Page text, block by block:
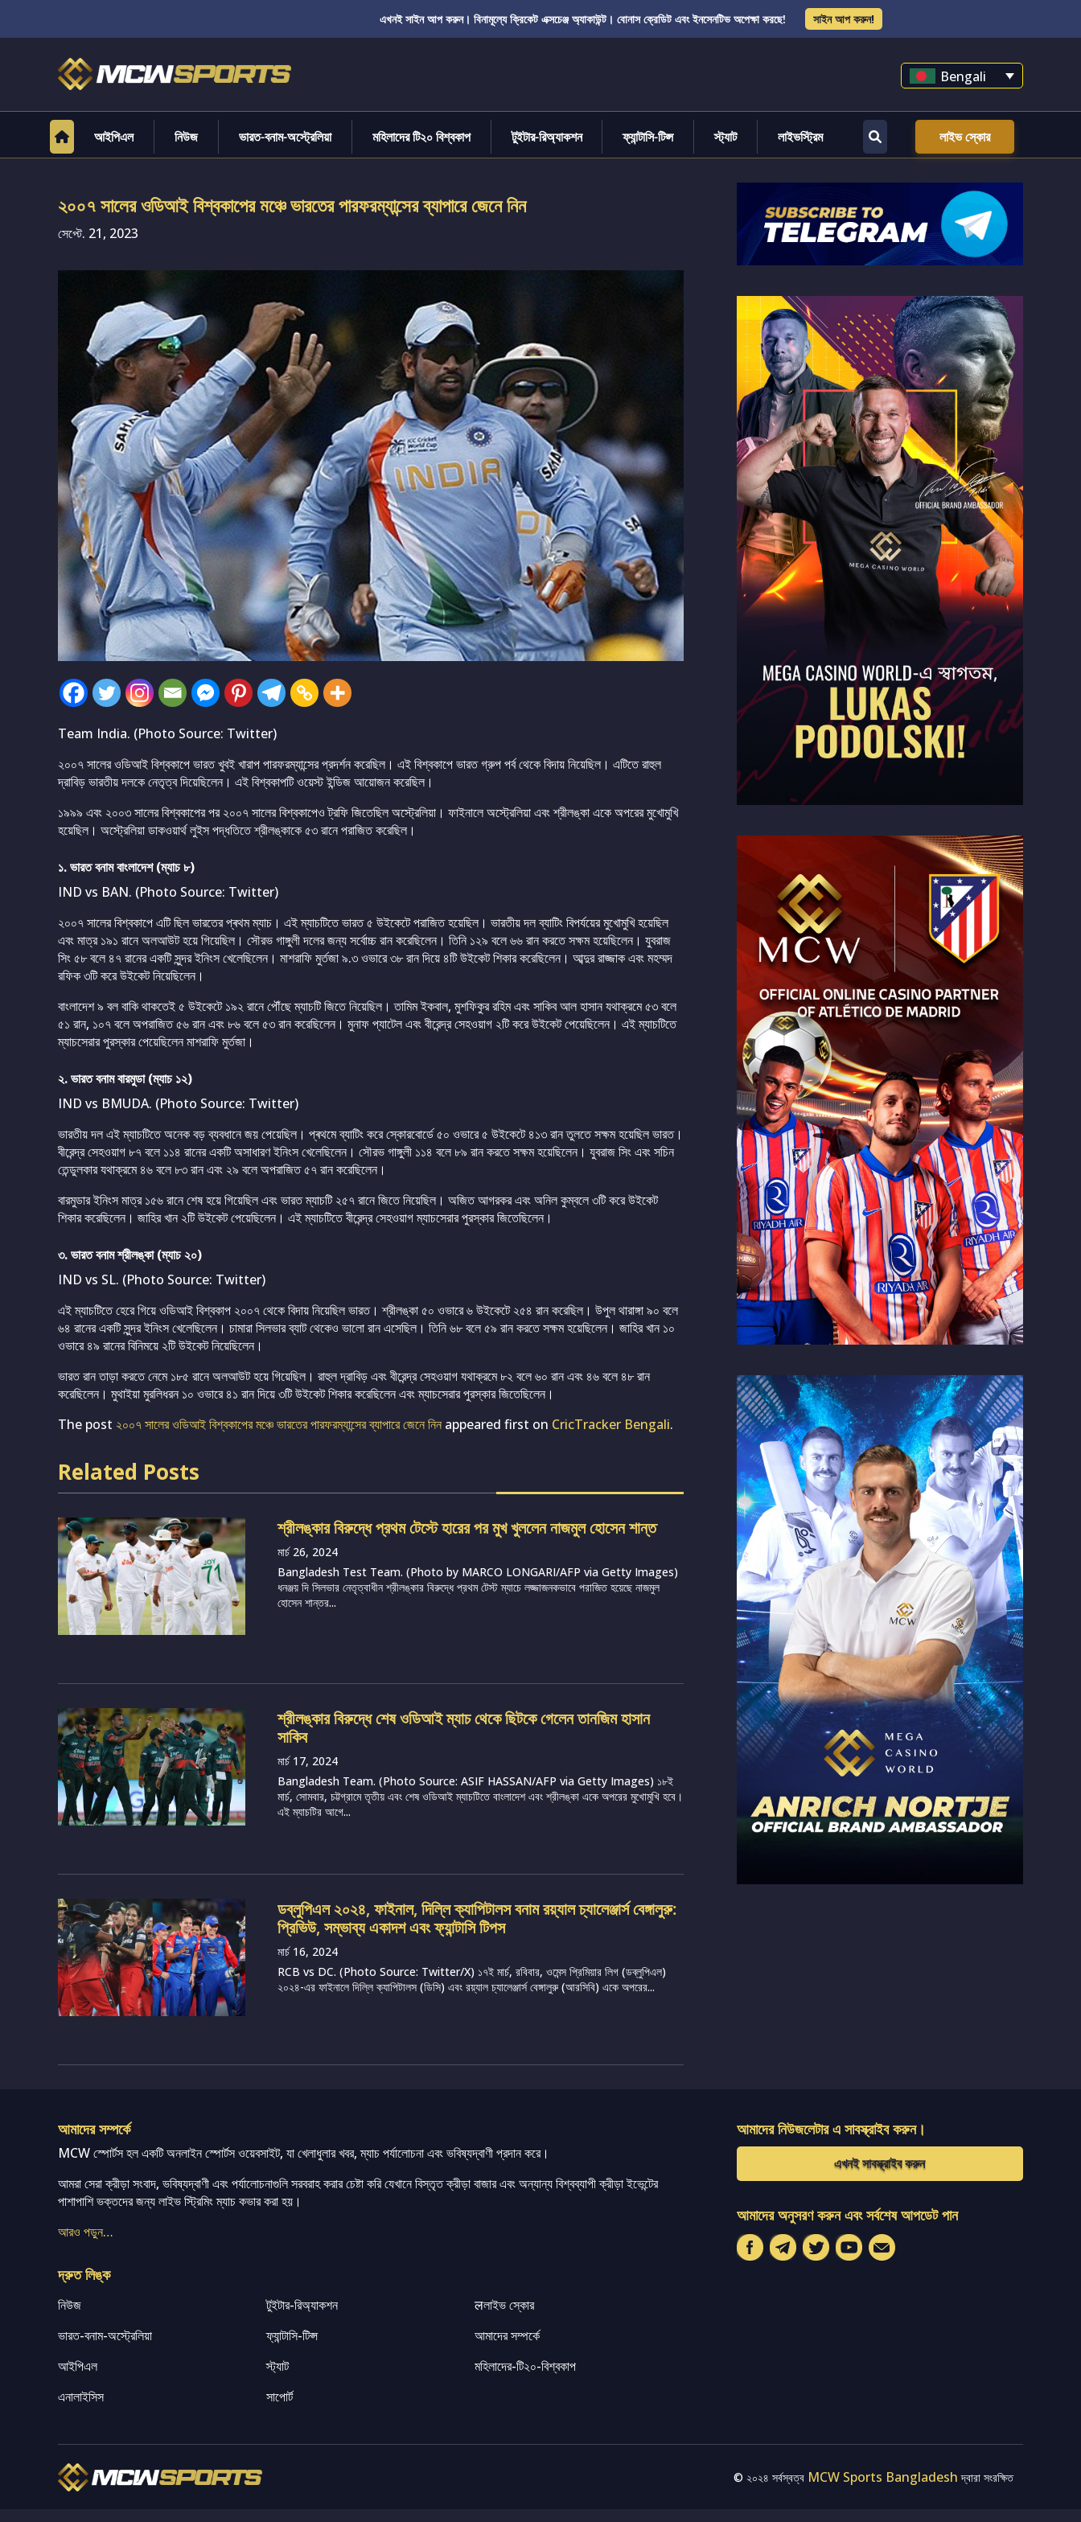
এখনই সাইন আপ করুন। বিনামূল্যে ক্রিকেট এক্সচেঞ্জ অ্যাকাউন্ট। বোনাস ক্রেডিট এবং ইনসেনটিভ অপেক্ষা করছে! সাইন আপ করুন!
Bengali
আইপিএল নিউজ ভারত-বনাম-অস্ট্রেলিয়া মহিলাদের টি২০ বিশ্বকাপ টুইটার-রিঅ্যাকশন ফ্যান্টাসি-টিপ্স স্ট্যাট লাইভস্ট্রিম লাইভ স্কোর
২০০৭ সালের ওডিআই বিশ্বকাপের মঞ্চে ভারতের পারফরম্যান্সের ব্যাপারে জেনে নিন
সেপ্টে. 21, 2023
Team India. (Photo Source: Twitter)
২০০৭ সালের ওডিআই বিশ্বকাপে ভারত খুবই খারাপ পারফরম্যান্সের প্রদর্শন করেছিল। এই বিশ্বকাপে ভারত গ্রুপ পর্ব থেকে বিদায় নিয়েছিল। এটিতে রাহুল
দ্রাবিড় ভারতীয় দলকে নেতৃত্ব দিয়েছিলেন। এই বিশ্বকাপটি ওয়েস্ট ইন্ডিজ আয়োজন করেছিল।
১৯৯৯ এবং ২০০৩ সালের বিশ্বকাপের পর ২০০৭ সালের বিশ্বকাপেও ট্রফি জিতেছিল অস্ট্রেলিয়া। ফাইনালে অস্ট্রেলিয়া এবং শ্রীলঙ্কা একে অপরের মুখোমুখি
হয়েছিল। অস্ট্রেলিয়া ডাকওয়ার্থ লুইস পদ্ধতিতে শ্রীলঙ্কাকে ৫৩ রানে পরাজিত করেছিল।
১. ভারত বনাম বাংলাদেশ (ম্যাচ ৮)
IND vs BAN. (Photo Source: Twitter)
২০০৭ সালের বিশ্বকাপে এটি ছিল ভারতের প্ৰথম ম্যাচ। এই ম্যাচটিতে ভারত ৫ উইকেটে পরাজিত হয়েছিল। ভারতীয় দল ব্যাটিং বিপর্যয়ের মুখোমুখি হয়েছিল
এবং মাত্র ১৯১ রানে অলআউট হয়ে গিয়েছিল। সৌরভ গাঙ্গুলী দলের জন্য সর্বোচ্চ রান করেছিলেন। তিনি ১২৯ বলে ৬৬ রান করতে সক্ষম হয়েছিলেন। যুবরাজ
সিং ৫৮ বলে ৪৭ রানের একটি সুন্দর ইনিংস খেলেছিলেন। মাশরাফি মুর্তজা ৯.৩ ওভারে ৩৮ রান দিয়ে ৪টি উইকেট শিকার করেছিলেন। আব্দুর রাজ্জাক এবং মহম্মদ
রফিক ৩টি করে উইকেট নিয়েছিলেন।
বাংলাদেশ ৯ বল বাকি থাকতেই ৫ উইকেটে ১৯২ রানে পৌঁছে ম্যাচটি জিতে নিয়েছিল। তামিম ইকবাল, মুশফিকুর রহিম এবং সাকিব আল হাসান যথাক্রমে ৫৩ বলে
৫১ রান, ১০৭ বলে অপরাজিত ৫৬ রান এবং ৮৬ বলে ৫৩ রান করেছিলেন। মুনাফ প্যাটেল এবং বীরেন্দ্র সেহওয়াগ ২টি করে উইকেট পেয়েছিলেন। এই ম্যাচটিতে
ম্যাচসেরার পুরস্কার পেয়েছিলেন মাশরাফি মুর্তজা।
২. ভারত বনাম বারমুডা (ম্যাচ ১২)
IND vs BMUDA. (Photo Source: Twitter)
ভারতীয় দল এই ম্যাচটিতে অনেক বড় ব্যবধানে জয় পেয়েছিল। প্ৰথমে ব্যাটিং করে স্কোরবোর্ডে ৫০ ওভারে ৫ উইকেটে ৪১৩ রান তুলতে সক্ষম হয়েছিল ভারত।
বীরেন্দ্র সেহওয়াগ ৮৭ বলে ১১৪ রানের একটি অসাধারণ ইনিংস খেলেছিলেন। সৌরভ গাঙ্গুলী ১১৪ বলে ৮৯ রান করতে সক্ষম হয়েছিলেন। যুবরাজ সিং এবং সচিন
তেন্ডুলকার যথাক্রমে ৪৬ বলে ৮৩ রান এবং ২৯ বলে অপরাজিত ৫৭ রান করেছিলেন।
বারমুডার ইনিংস মাত্র ১৫৬ রানে শেষ হয়ে গিয়েছিল এবং ভারত ম্যাচটি ২৫৭ রানে জিতে নিয়েছিল। অজিত আগরকর এবং অনিল কুম্বলে ৩টি করে উইকেট
শিকার করেছিলেন। জাহির খান ২টি উইকেট পেয়েছিলেন। এই ম্যাচটিতে বীরেন্দ্র সেহওয়াগ ম্যাচসেরার পুরস্কার জিতেছিলেন।
৩. ভারত বনাম শ্রীলঙ্কা (ম্যাচ ২০)
IND vs SL. (Photo Source: Twitter)
এই ম্যাচটিতে হেরে গিয়ে ওডিআই বিশ্বকাপ ২০০৭ থেকে বিদায় নিয়েছিল ভারত। শ্রীলঙ্কা ৫০ ওভারে ৬ উইকেটে ২৫৪ রান করেছিল। উপুল থারাঙ্গা ৯০ বলে
৬৪ রানের একটি সুন্দর ইনিংস খেলেছিলেন। চামারা সিলভার ব্যাট থেকেও ভালো রান এসেছিল। তিনি ৬৮ বলে ৫৯ রান করতে সক্ষম হয়েছিলেন। জাহির খান ১০
ওভারে ৪৯ রানের বিনিময়ে ২টি উইকেট নিয়েছিলেন।
ভারত রান তাড়া করতে নেমে ১৮৫ রানে অলআউট হয়ে গিয়েছিল। রাহুল দ্রাবিড় এবং বীরেন্দ্র সেহওয়াগ যথাক্রমে ৮২ বলে ৬০ রান এবং ৪৬ বলে ৪৮ রান
করেছিলেন। মুথাইয়া মুরলিধরন ১০ ওভারে ৪১ রান দিয়ে ৩টি উইকেট শিকার করেছিলেন এবং ম্যাচসেরার পুরস্কার জিতেছিলেন।
The post ২০০৭ সালের ওডিআই বিশ্বকাপের মঞ্চে ভারতের পারফরম্যান্সের ব্যাপারে জেনে নিন appeared first on CricTracker Bengali.
Related Posts
শ্রীলঙ্কার বিরুদ্ধে প্রথম টেস্টে হারের পর মুখ খুললেন নাজমুল হোসেন শান্ত
মার্চ 26, 2024
Bangladesh Test Team. (Photo by MARCO LONGARI/AFP via Getty Images)
ধনঞ্জয় দি সিলভার নেতৃত্বাধীন শ্রীলঙ্কার বিরুদ্ধে প্রথম টেস্ট ম্যাচে লজ্জাজনকভাবে পরাজিত হয়েছে নাজমুল
হোসেন শান্তর...
শ্রীলঙ্কার বিরুদ্ধে শেষ ওডিআই ম্যাচ থেকে ছিটকে গেলেন তানজিম হাসান
সাকিব
মার্চ 17, 2024
Bangladesh Team. (Photo Source: ASIF HASSAN/AFP via Getty Images) ১৮ই
মার্চ, সোমবার, চট্টগ্রামে তৃতীয় এবং শেষ ওডিআই ম্যাচটিতে বাংলাদেশ এবং শ্রীলঙ্কা একে অপরের মুখোমুখি হবে।
এই ম্যাচটির আগে...
ডব্লুপিএল ২০২৪, ফাইনাল, দিল্লি ক্যাপিটালস বনাম রয়্যাল চ্যালেঞ্জার্স বেঙ্গালুরু:
প্রিভিউ, সম্ভাব্য একাদশ এবং ফ্যান্টাসি টিপস
মার্চ 16, 2024
RCB vs DC. (Photo Source: Twitter/X) ১৭ই মার্চ, রবিবার, ওমেন্স প্রিমিয়ার লিগ (ডব্লুপিএল)
২০২৪-এর ফাইনালে দিল্লি ক্যাপিটালস (ডিসি) এবং রয়্যাল চ্যালেঞ্জার্স বেঙ্গালুরু (আরসিবি) একে অপরের...
আমাদের সম্পর্কে
MCW স্পোর্টস হল একটি অনলাইন স্পোর্টস ওয়েবসাইট, যা খেলাধুলার খবর, ম্যাচ পর্যালোচনা এবং ভবিষ্যদ্বাণী প্রদান করে।
আমরা সেরা ক্রীড়া সংবাদ, ভবিষ্যদ্বাণী এবং পর্যালোচনাগুলি সরবরাহ করার চেষ্টা করি যেখানে বিস্তৃত ক্রীড়া বাজার এবং অন্যান্য বিশ্বব্যাপী ক্রীড়া ইভেন্টের
পাশাপাশি ভক্তদের জন্য লাইভ স্ট্রিমিং ম্যাচ কভার করা হয়।
আরও পড়ুন…
দ্রুত লিঙ্ক
নিউজ টুইটার-রিঅ্যাকশন
लলাইভ স্কোর
ভারত-বনাম-অস্ট্রেলিয়া
ফ্যান্টাসি-টিপ্স
আমাদের সম্পর্কে
আইপিএল
স্ট্যাট
মহিলাদের-টি২০-বিশ্বকাপ
এনালাইসিস
সাপোর্ট
আমাদের নিউজলেটার এ সাবস্ক্রাইব করুন।
এখনই সাবস্ক্রাইব করুন
আমাদের অনুসরণ করুন এবং সর্বশেষ আপডেট পান
© ২০২৪ সর্বস্বত্ব MCW Sports Bangladesh দ্বারা সংরক্ষিত